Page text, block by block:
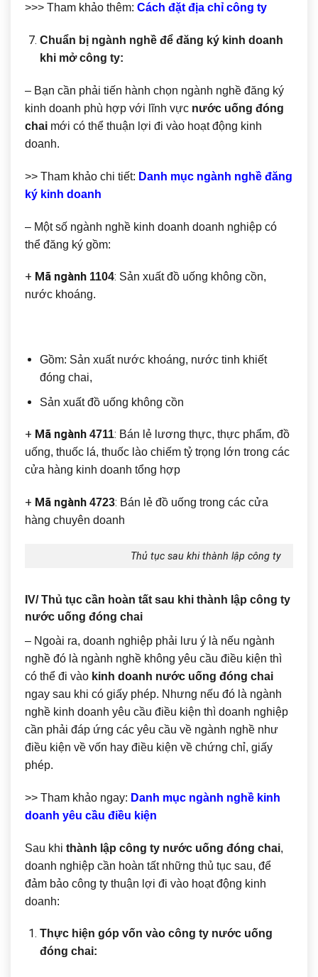
>>> Tham khảo thêm: Cách đặt địa chỉ công ty
Chuẩn bị ngành nghề để đăng ký kinh doanh
khi mở công ty:
– Bạn cần phải tiến hành chọn ngành nghề đăng ký
kinh doanh phù hợp với lĩnh vực nước uống đóng
chai mới có thể thuận lợi đi vào hoạt động kinh
doanh.
>> Tham khảo chi tiết: Danh mục ngành nghề đăng
ký kinh doanh
– Một số ngành nghề kinh doanh doanh nghiệp có
thể đăng ký gồm:
+ Mã ngành 1104: Sản xuất đồ uống không cồn,
nước khoáng.
Gồm: Sản xuất nước khoáng, nước tinh khiết
đóng chai,
Sản xuất đồ uống không cồn
+ Mã ngành 4711: Bán lẻ lương thực, thực phẩm, đồ
uống, thuốc lá, thuốc lào chiếm tỷ trọng lớn trong các
cửa hàng kinh doanh tổng hợp
+ Mã ngành 4723: Bán lẻ đồ uống trong các cửa
hàng chuyên doanh
Thủ tục sau khi thành lập công ty
IV/ Thủ tục cần hoàn tất sau khi thành lập công ty
nước uống đóng chai
– Ngoài ra, doanh nghiệp phải lưu ý là nếu ngành
nghề đó là ngành nghề không yêu cầu điều kiện thì
có thể đi vào kinh doanh nước uống đóng chai
ngay sau khi có giấy phép. Nhưng nếu đó là ngành
nghề kinh doanh yêu cầu điều kiện thì doanh nghiệp
cần phải đáp ứng các yêu cầu về ngành nghề như
điều kiện về vốn hay điều kiện về chứng chỉ, giấy
phép.
>> Tham khảo ngay: Danh mục ngành nghề kinh
doanh yêu cầu điều kiện
Sau khi thành lập công ty nước uống đóng chai,
doanh nghiệp cần hoàn tất những thủ tục sau, để
đảm bảo công ty thuận lợi đi vào hoạt động kinh
doanh:
Thực hiện góp vốn vào công ty nước uống
đóng chai: